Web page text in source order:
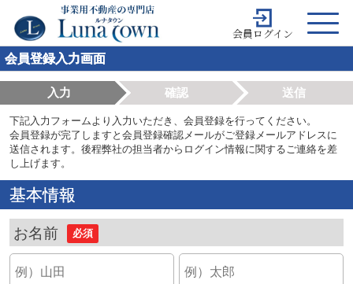
会員ログイン
会員登録入力画面
入力 確認 送信
下記入力フォームより入力いただき、会員登録を行ってください。
会員登録が完了しますと会員登録確認メールがご登録メールアドレスに
送信されます。後程弊社の担当者からログイン情報に関するご連絡を差
し上げます。
基本情報
お名前 必須